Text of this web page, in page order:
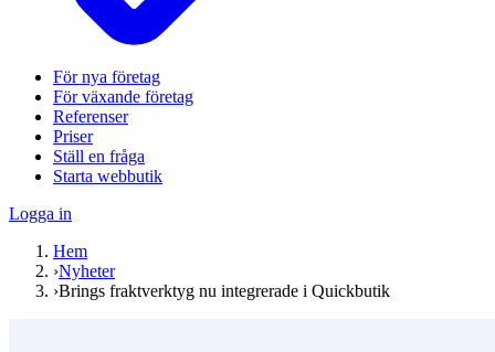
För nya företag
För växande företag
Referenser
Priser
Ställ en fråga
Starta webbutik
Logga in
Hem
›Nyheter
›Brings fraktverktyg nu integrerade i Quickbutik